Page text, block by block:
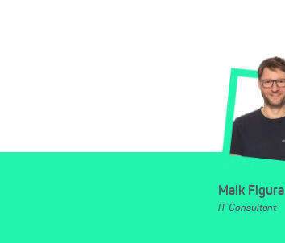
Maik Figura
IT Consultant